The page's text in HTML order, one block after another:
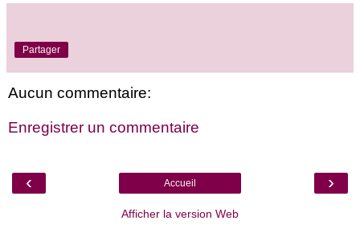
Partager
Aucun commentaire:
Enregistrer un commentaire
‹ ›
Accueil
Afficher la version Web